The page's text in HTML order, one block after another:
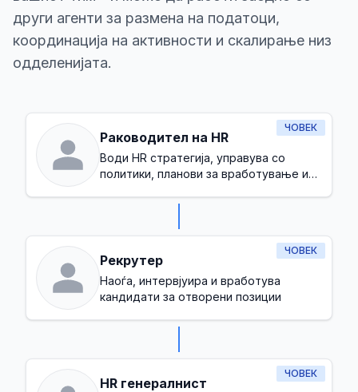
други агенти за размена на податоци,
координација на активности и скалирање низ
одделенијата.
ЧОВЕК
Раководител на HR
Води HR стратегија, управува со
политики, планови за вработување и
ЧОВЕК
Рекрутер
Наоѓа, интервјуира и вработува
кандидати за отворени позиции
ЧОВЕК
HR генералнист